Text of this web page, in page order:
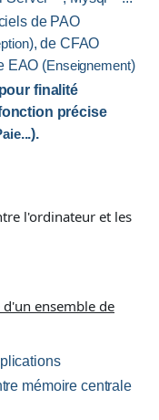
de PAO
), de CFAO
EAO (Enseignement)
finalité
précise
...).
l'ordinateur et les
ensemble de
mémoire centrale